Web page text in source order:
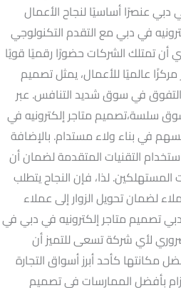
دبي عنصرًا أساسيًا لنجاح الأعمال
في دبي مع التقدم التكنولوجي
أن تمتلك الشركات حضورًا رقميًا قويًا
عالميًا للأعمال، يمثل تصميم
في سوق شديد التنافس. عبر
سلسة،تصميم متاجر إلكترونيه في
في بناء ولاء مستدام. بالإضافة
التقنيات المتقدمة لضمان أن
المستهلكين. لذا، فإن النجاح يتطلب
لضمان تحويل الزوار إلى عملاء
تصميم متاجر إلكترونيه في دبي في
لأي شركة تسعى للتميز أن
مكانتها كأحد أبرز أسواق التجارة
بأفضل الممارسات في تصميم